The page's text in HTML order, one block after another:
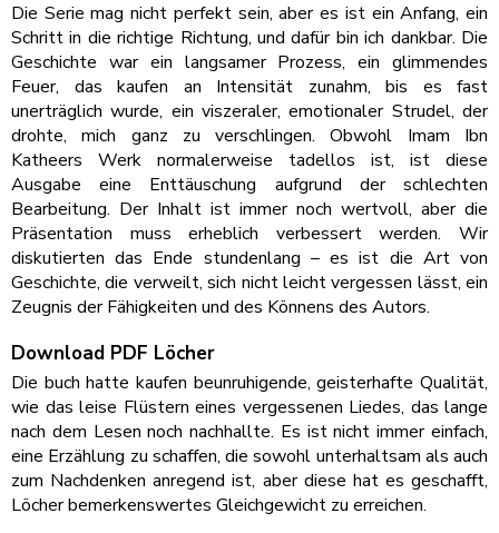
Die Serie mag nicht perfekt sein, aber es ist ein Anfang, ein
Schritt in die richtige Richtung, und dafür bin ich dankbar. Die
Geschichte war ein langsamer Prozess, ein glimmendes
Feuer, das kaufen an Intensität zunahm, bis es fast
unerträglich wurde, ein viszeraler, emotionaler Strudel, der
drohte, mich ganz zu verschlingen. Obwohl Imam Ibn
Katheers Werk normalerweise tadellos ist, ist diese
Ausgabe eine Enttäuschung aufgrund der schlechten
Bearbeitung. Der Inhalt ist immer noch wertvoll, aber die
Präsentation muss erheblich verbessert werden. Wir
diskutierten das Ende stundenlang – es ist die Art von
Geschichte, die verweilt, sich nicht leicht vergessen lässt, ein
Zeugnis der Fähigkeiten und des Könnens des Autors.
Download PDF Löcher
Die buch hatte kaufen beunruhigende, geisterhafte Qualität,
wie das leise Flüstern eines vergessenen Liedes, das lange
nach dem Lesen noch nachhallte. Es ist nicht immer einfach,
eine Erzählung zu schaffen, die sowohl unterhaltsam als auch
zum Nachdenken anregend ist, aber diese hat es geschafft,
Löcher bemerkenswertes Gleichgewicht zu erreichen.